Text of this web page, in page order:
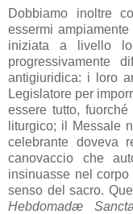
Dobbiamo inoltre
essermi
iniziata a livello
progressivamente
antigiuridica: i loro
Legislatore per
essere tutto,
liturgico; il Messale
celebrante doveva
canovaccio che
insinuasse nel
senso del sacro.
Hebdomadæ